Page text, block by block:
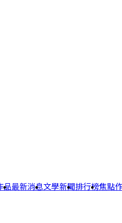
品最新消息文學新聞排行榜焦點